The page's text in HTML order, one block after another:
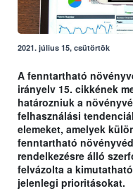
2021. július 15, csütörtök
A fenntartható
irányelv 15. cikkének
határozniuk a
felhasználási
elemeket, amelyek
fenntartható
rendelkezésre álló
felvázolta a
jelenlegi prioritásokat.